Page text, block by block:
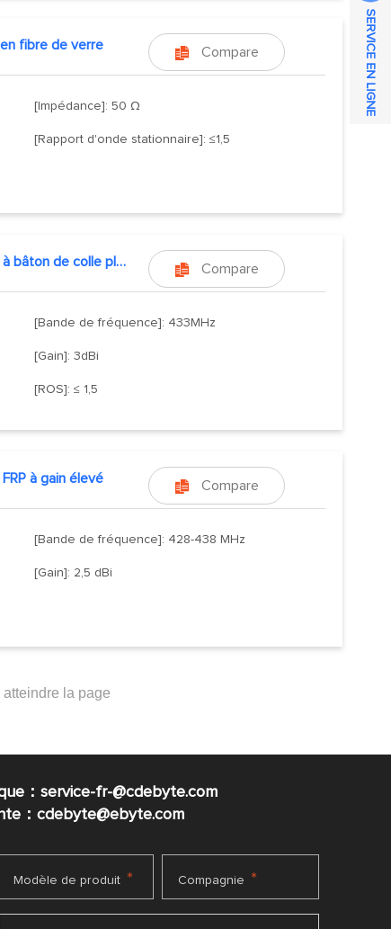
 Compare
fibre de verre
[Impédance]: 50 Ω
[Rapport d'onde stationnaire]: ≤1,5
 Compare
Antenne à bâton de colle pliable
[Bande de fréquence]: 433MHz
[Gain]: 3dBi
[ROS]: ≤ 1,5
 Compare
à gain élevé
[Bande de fréquence]: 428-438 MHz
[Gain]: 2,5 dBi
：service-fr-@cdebyte.com
：cdebyte@ebyte.com
Modèle de produit * Compagnie *
SERVICE EN LIGNE